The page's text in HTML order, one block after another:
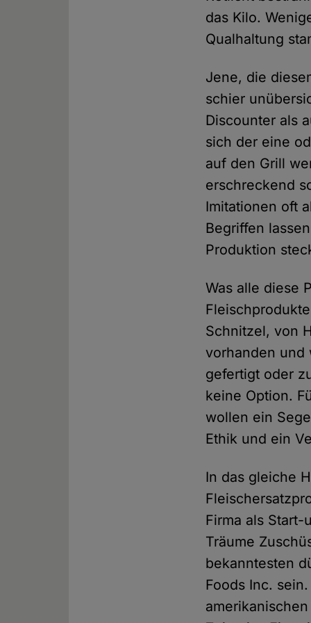
das Kilo.
Qualhaltung
Jene, die
schier
Discounter als
sich der eine
auf den Grill
erschreckend
Imitationen oft
Begriffen
Produktion
Was alle diese
Schnitzel, von
vorhanden und
gefertigt oder
keine Option.
wollen ein
Ethik und ein
In das gleiche
Firma als
Träume
bekanntesten
Foods Inc.